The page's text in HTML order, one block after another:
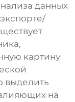
данных
картину
выделить
на